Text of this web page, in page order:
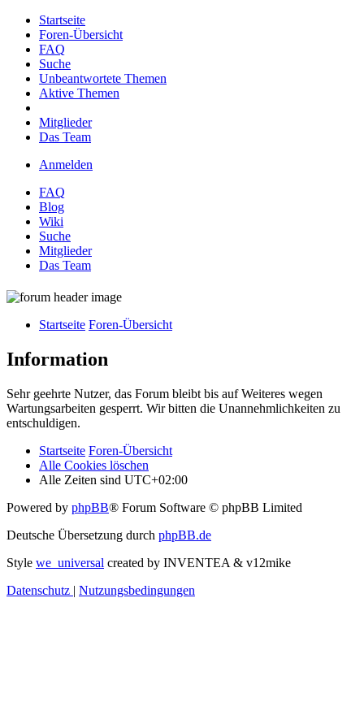
Startseite
Foren-Übersicht
FAQ
Suche
Unbeantwortete Themen
Aktive Themen
Mitglieder
Das Team
Anmelden
FAQ
Blog
Wiki
Suche
Mitglieder
Das Team
Startseite Foren-Übersicht
Information
Sehr geehrte Nutzer, das Forum bleibt bis auf Weiteres wegen
Wartungsarbeiten gesperrt. Wir bitten die Unannehmlichkeiten zu
entschuldigen.
Startseite Foren-Übersicht
Alle Cookies löschen
Alle Zeiten sind UTC+02:00
Powered by phpBB® Forum Software © phpBB Limited
Deutsche Übersetzung durch phpBB.de
Style we_universal created by INVENTEA & v12mike
Datenschutz | Nutzungsbedingungen